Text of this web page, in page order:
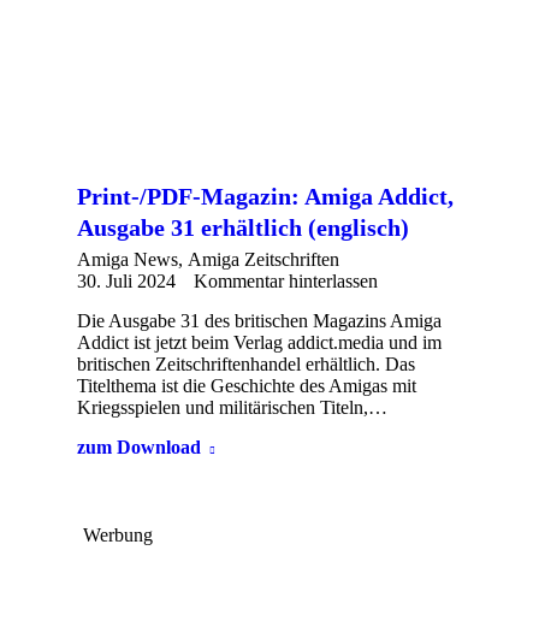
Print-/PDF-Magazin: Amiga Addict,
Ausgabe 31 erhältlich (englisch)
Amiga News, Amiga Zeitschriften
30. Juli 2024
Kommentar hinterlassen
Die Ausgabe 31 des britischen Magazins Amiga
Addict ist jetzt beim Verlag addict.media und im
britischen Zeitschriftenhandel erhältlich. Das
Titelthema ist die Geschichte des Amigas mit
Kriegsspielen und militärischen Titeln,…
zum Download
Werbung